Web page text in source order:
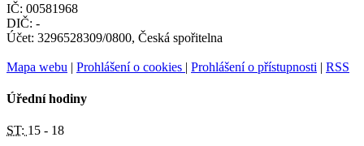
IČ: 00581968
DIČ: -
Účet: 3296528309/0800, Česká spořitelna
Mapa webu | Prohlášení o cookies | Prohlášení o přístupnosti | RSS
Úřední hodiny
ST: 15 - 18